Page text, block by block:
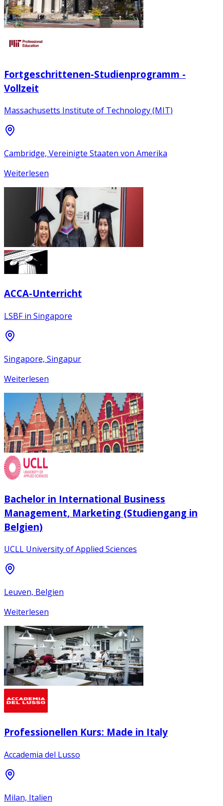
Fortgeschrittenen-Studienprogramm -
Vollzeit
Massachusetts Institute of Technology (MIT)
Cambridge, Vereinigte Staaten von Amerika
Weiterlesen
ACCA-Unterricht
LSBF in Singapore
Singapore, Singapur
Weiterlesen
Bachelor in International Business
Management, Marketing (Studiengang in
Belgien)
UCLL University of Applied Sciences
Leuven, Belgien
Weiterlesen
Professionellen Kurs: Made in Italy
Accademia del Lusso
Milan, Italien